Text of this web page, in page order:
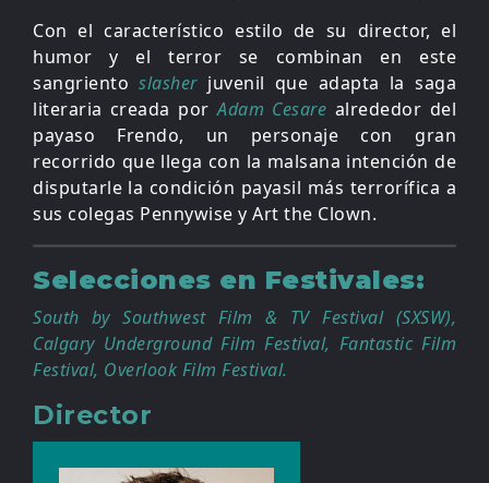
Con el característico estilo de su director, el
humor y el terror se combinan en este
sangrientoslasherjuvenil que adapta la saga
literaria creada porAdam Cesare alrededor del
payaso Frendo, un personaje con gran
recorrido que llega con la malsana intención de
disputarle la condición payasil más terrorífica a
sus colegas Pennywise y Art the Clown.
Selecciones en Festivales:
South by Southwest Film & TV Festival (SXSW),
Calgary Underground Film Festival, Fantastic Film
Festival, Overlook Film Festival.
Director